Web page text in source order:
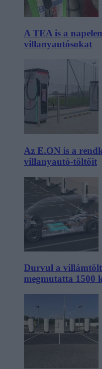
A TEA is a
villanyautósokat
Az E.ON is a
villanyautó-töltőit
Durvul a
megmutatta 1500